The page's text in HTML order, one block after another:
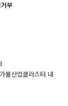
부
물산업클러스터 내